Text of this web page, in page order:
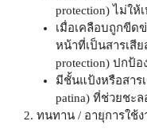
protection) ไม่ใ
เมื่อเคลือบถูกขีด
หน้าที่เป็นสารเสีย
protection) ปกป้อ
มีชั้นแป้งหรือสาร
patina) ที่ช่วยชะ
2. ทนทาน / อายุการใช้